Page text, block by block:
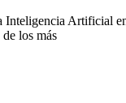
Artificial
los más